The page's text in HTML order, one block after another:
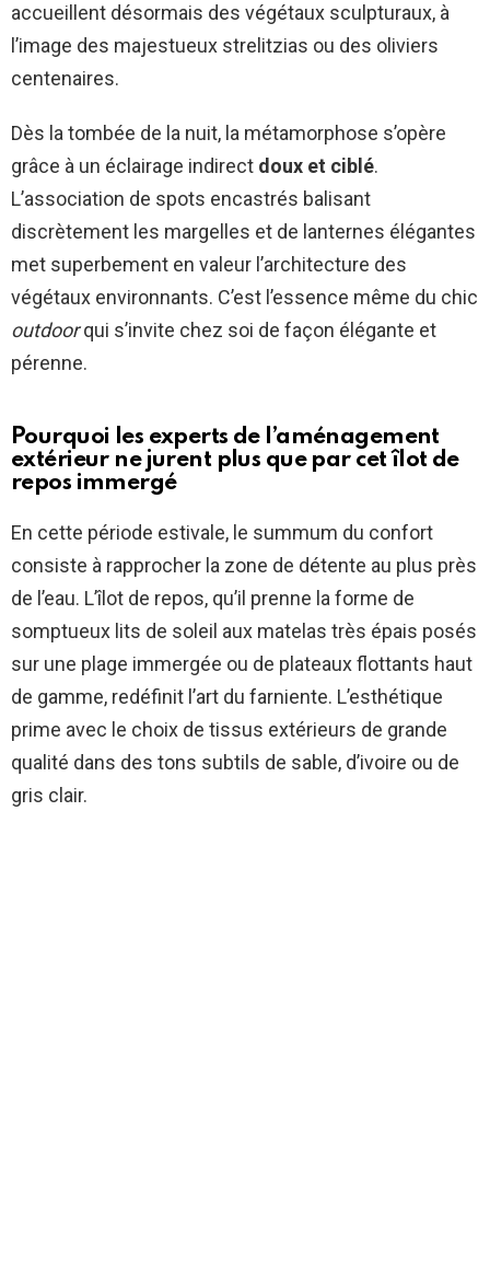
accueillent désormais des végétaux sculpturaux, à
l’image des majestueux strelitzias ou des oliviers
centenaires.
Dès la tombée de la nuit, la métamorphose s’opère
grâce à un éclairage indirect doux et ciblé.
L’association de spots encastrés balisant
discrètement les margelles et de lanternes élégantes
met superbement en valeur l’architecture des
végétaux environnants. C’est l’essence même du chic
outdoorqui s’invite chez soi de façon élégante et
pérenne.
Pourquoi les experts de l’aménagement
extérieur ne jurent plus que par cet îlot de
repos immergé
En cette période estivale, le summum du confort
consiste à rapprocher la zone de détente au plus près
de l’eau. L’îlot de repos, qu’il prenne la forme de
somptueux lits de soleil aux matelas très épais posés
sur une plage immergée ou de plateaux flottants haut
de gamme, redéfinit l’art du farniente. L’esthétique
prime avec le choix de tissus extérieurs de grande
qualité dans des tons subtils de sable, d’ivoire ou de
gris clair.